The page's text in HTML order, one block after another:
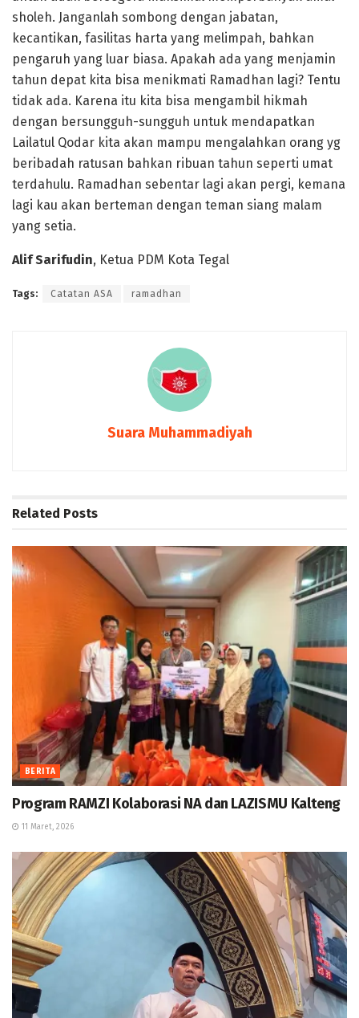
sholeh. Janganlah sombong dengan jabatan,
kecantikan, fasilitas harta yang melimpah, bahkan
pengaruh yang luar biasa. Apakah ada yang menjamin
tahun depat kita bisa menikmati Ramadhan lagi? Tentu
tidak ada. Karena itu kita bisa mengambil hikmah
dengan bersungguh-sungguh untuk mendapatkan
Lailatul Qodar kita akan mampu mengalahkan orang yg
beribadah ratusan bahkan ribuan tahun seperti umat
terdahulu. Ramadhan sebentar lagi akan pergi, kemana
lagi kau akan berteman dengan teman siang malam
yang setia.
Alif Sarifudin, Ketua PDM Kota Tegal
Tags: Catatan ASA ramadhan
Suara Muhammadiyah
Related Posts
BERITA
Program RAMZI Kolaborasi NA dan LAZISMU Kalteng
11 Maret, 2026